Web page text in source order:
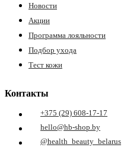
Новости
Акции
Программа лояльности
Подбор ухода
Тест кожи
Контакты
+375 (29) 608-17-17
hello@hb-shop.by
@health_beauty_belarus